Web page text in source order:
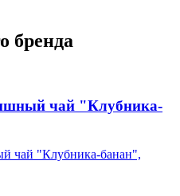
бренда
чай "Клубника-